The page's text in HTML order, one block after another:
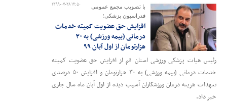
۱۳۹۹-۰۷-۲۸ ۱۲:۵۰
با تصویب مجمع عمومی
فدراسیون پزشکی؛
افزایش حق عضویت کمیته خدمات
درمانی (بیمه ورزشی) به ۳۰
هزارتومان از اول آبان ۹۹
رئیس هیات پزشکی ورزشی استان قم از افزایش حق عضویت کمیته
خدمات درمانی (بیمه ورزشی) به ۳۰ هزارتومان و افزایش ۵۰ درصدی
تعهدات هزینه درمان ورزشکاران آسیب دیده از اول آبان ماه سال جاری
خبر داد.